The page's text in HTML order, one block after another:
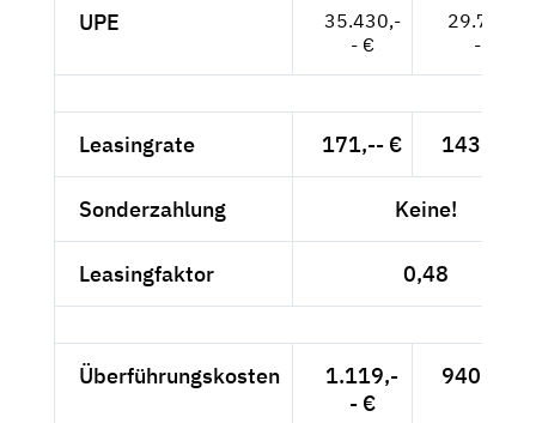
UPE
35.430,-
- €
29.773,-
- €
Leasingrate 171,-- € 143,70 €
Sonderzahlung Keine!
Leasingfaktor 0,48
Überführungskosten
1.119,-
- €
940,34 €